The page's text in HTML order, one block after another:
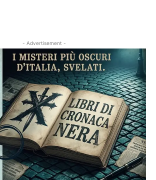
- Advertisement -